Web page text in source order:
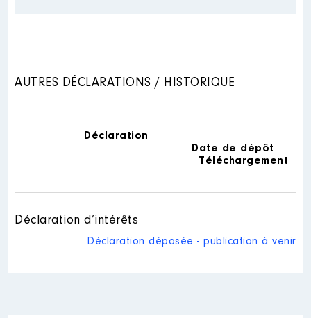
AUTRES DÉCLARATIONS / HISTORIQUE
Déclaration
Date de dépôt
Téléchargement
Déclaration d’intérêts
Déclaration déposée - publication à venir